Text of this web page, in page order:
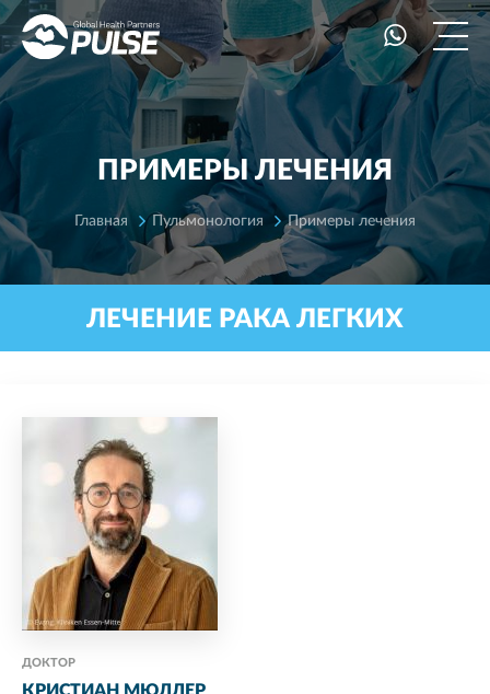
ПРИМЕРЫ ЛЕЧЕНИЯ
Главная Пульмонология Примеры лечения
ЛЕЧЕНИЕ РАКА ЛЕГКИХ
ДОКТОР